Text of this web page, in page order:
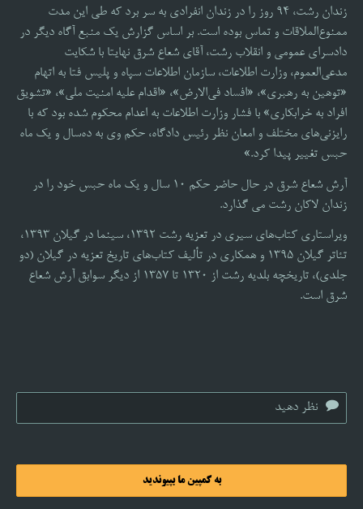
زندان رشت، ۹۴ روز را در زندان انفرادی به سر برد که طی این مدت
ممنوع‌الملاقات و تماس بوده است. بر اساس گزارش یک منبع آگاه دیگر در
دادسرای عمومی و انقلاب رشت، آقای شعاع شرق نهایتا با شکایت
مدعی‌العموم، وزارت اطلاعات، سازمان اطلاعات سپاه و پلیس فتا به اتهام
«توهین به رهبری»، «افساد فی‌الارض»، «اقدام علیه امنیت ملی»، «تشویق
افراد به خرابکاری» با فشار وزارت اطلاعات به اعدام محکوم شده بود که با
رایزنی‌های مختلف و امعان نظر رئیس دادگاه، حکم وی به ده‌سال و یک ماه
حبس تغییر پیدا کرد.»
آرش شعاع شرق در حال حاضر حکم 10 سال و یک ماه حبس خود را در
زندان لاکان رشت می گذارد.
ویراستاری کتاب‌های سیری در‌ تعزیه رشت ۱۳۹۲، سینما در گیلان ۱۳۹۳،
تئاتر گیلان ۱۳۹۵ و همکاری در تألیف کتاب‌های تاریخ تعزیه در گیلان (دو
جلدی)، تاریخچه بلدیه رشت از ۱۳۲۰ تا ۱۳۵۷ از دیگر سوابق آرش شعاع
شرق است.
به کمپین ما بپیوندید